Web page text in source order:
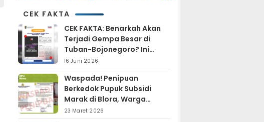
CEK FAKTA
CEK FAKTA: Benarkah Akan
Terjadi Gempa Besar di
Tuban-Bojonegoro? Ini
Penjelasan BMKG
16 Juni 2026
Waspada! Penipuan
Berkedok Pupuk Subsidi
Marak di Blora, Warga
Diminta Hati-hati
23 Maret 2026